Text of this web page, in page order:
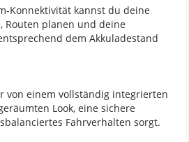
Konnektivität kannst du deine
Routen planen und deine
dem Akkuladestand
von einem vollständig integrierten
Look, eine sichere
Fahrverhalten sorgt.